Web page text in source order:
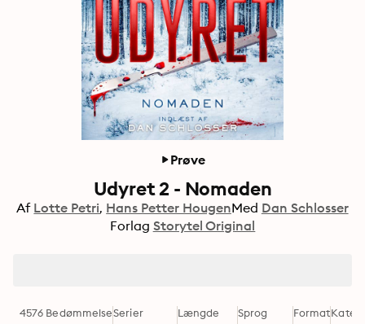
Prøve
Udyret 2 - Nomaden
Af Lotte Petri Hans Petter HougenMed Dan Schlosser
Forlag Storytel Original
4576 BedømmelseSerier Længde Sprog Format